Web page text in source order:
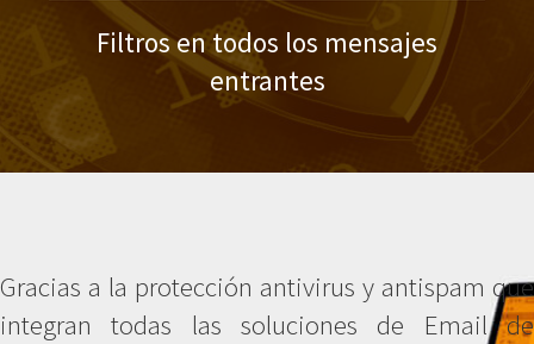
Filtros en todos los mensajes
entrantes
Gracias a la protección antivirus y antispam que
integran todas las soluciones de Email de